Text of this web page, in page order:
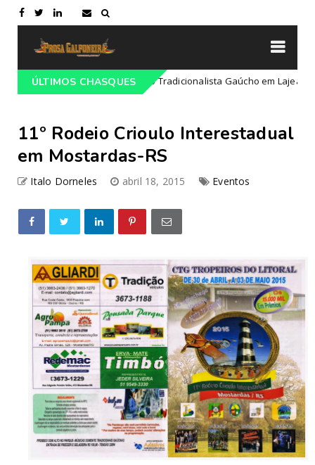
ÚLTIMOS CHASQUES
do 68º Congresso Tradicionalista Gaúcho em Lajeado-RS
11º Rodeio Crioulo Interestadual
em Mostardas-RS
Italo Dorneles abril 18, 2015 Eventos